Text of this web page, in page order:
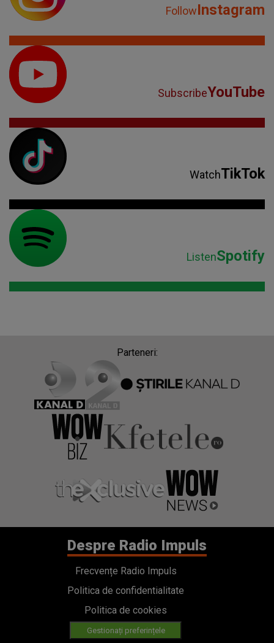
FollowInstagram
SubscribeYouTube
WatchTikTok
ListenSpotify
Parteneri:
Despre Radio Impuls
Frecvențe Radio Impuls
Politica de confidentialitate
Politica de cookies
Gestionați preferințele